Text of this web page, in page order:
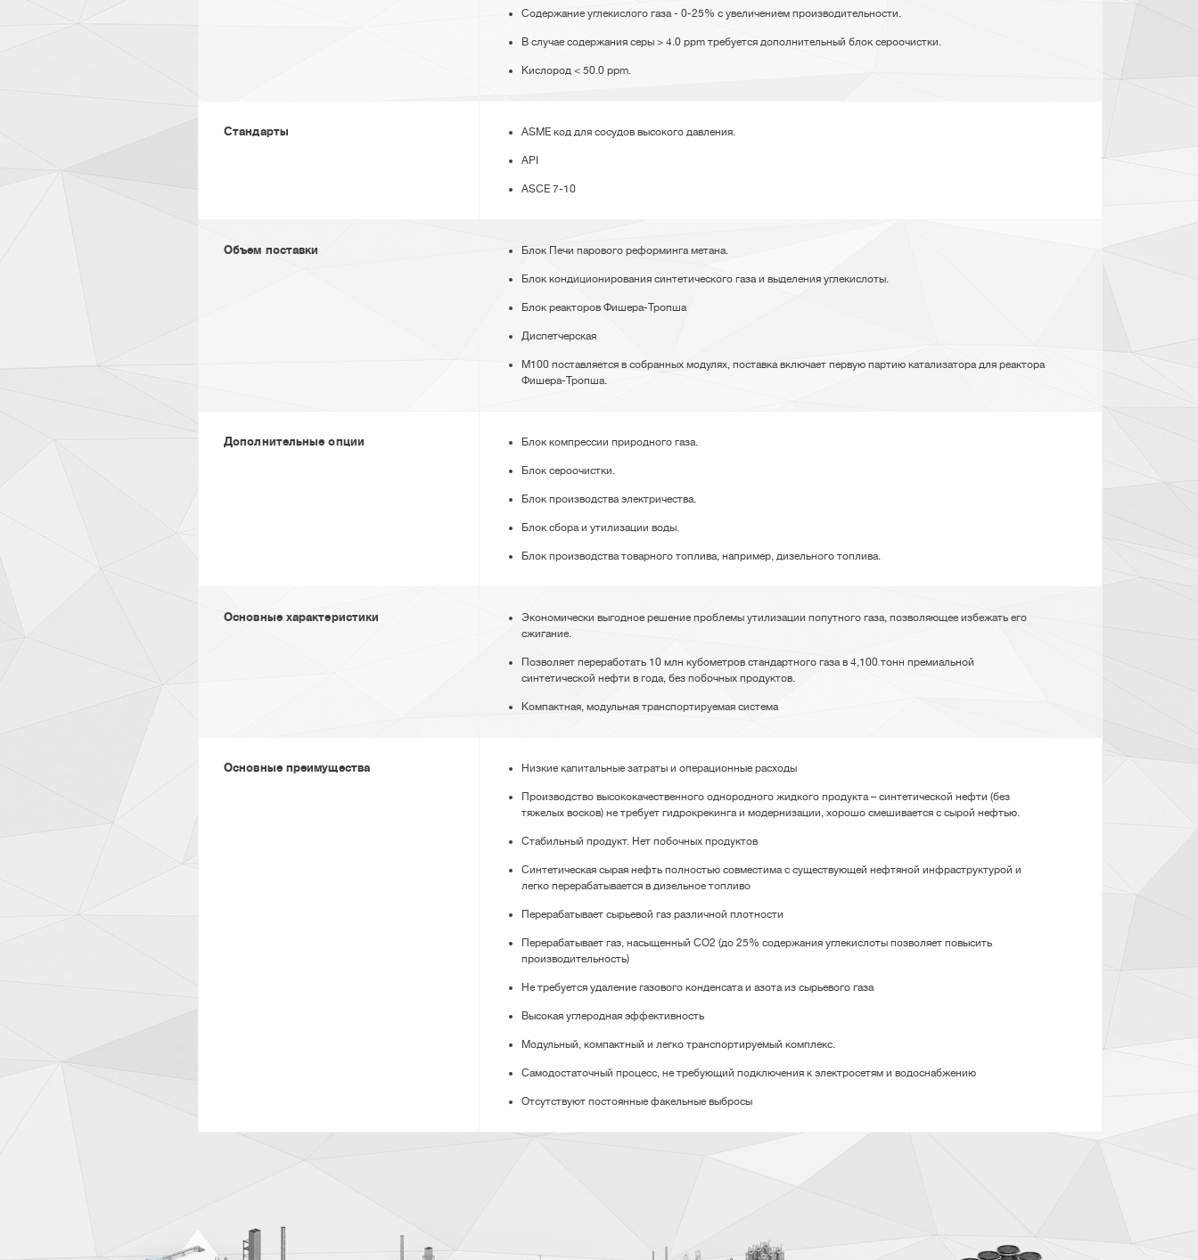
Содержание углекислого газа - 0-25% с увеличением производительности.
В случае содержания серы > 4.0 ppm требуется дополнительный блок сероочистки.
Кислород < 50.0 ppm.
Стандарты ASME код для сосудов высокого давления.
API
ASCE 7-10
Объем поставки Блок Печи парового реформинга метана.
Блок кондиционирования синтетического газа и выделения углекислоты.
Блок реакторов Фишера-Тропша
Диспетчерская
M100 поставляется в собранных модулях, поставка включает первую партию катализатора для реактора
Фишера-Тропша.
Дополнительные опции Блок компрессии природного газа.
Блок сероочистки.
Блок производства электричества.
Блок сбора и утилизации воды.
Блок производства товарного топлива, например, дизельного топлива.
Основные характеристики
Экономически выгодное решение проблемы утилизации попутного газа, позволяющее избежать его
сжигание.
Позволяет переработать 10 млн кубометров стандартного газа в 4,100 тонн премиальной
синтетической нефти в года, без побочных продуктов.
Компактная, модульная транспортируемая система
Основные преимущества Низкие капитальные затраты и операционные расходы
Производство высококачественного однородного жидкого продукта – синтетической нефти (без
тяжелых восков) не требует гидрокрекинга и модернизации, хорошо смешивается с сырой нефтью.
Стабильный продукт. Нет побочных продуктов
Синтетическая сырая нефть полностью совместима с существующей нефтяной инфраструктурой и
легко перерабатывается в дизельное топливо
Перерабатывает сырьевой газ различной плотности
Перерабатывает газ, насыщенный CO2 (до 25% содержания углекислоты позволяет повысить
производительность)
Не требуется удаление газового конденсата и азота из сырьевого газа
Высокая углеродная эффективность
Модульный, компактный и легко транспортируемый комплекс.
Самодостаточный процесс, не требующий подключения к электросетям и водоснабжению
Отсутствуют постоянные факельные выбросы